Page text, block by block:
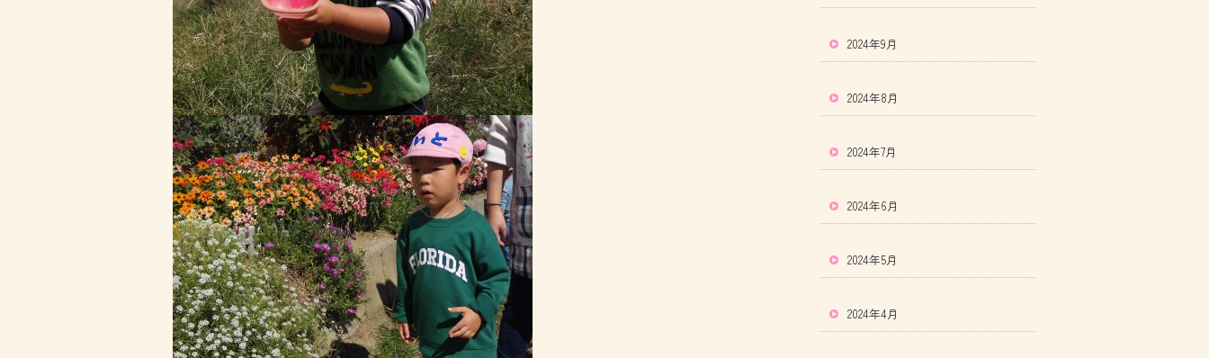
2024年9月
2024年8月
2024年7月
2024年6月
2024年5月
2024年4月